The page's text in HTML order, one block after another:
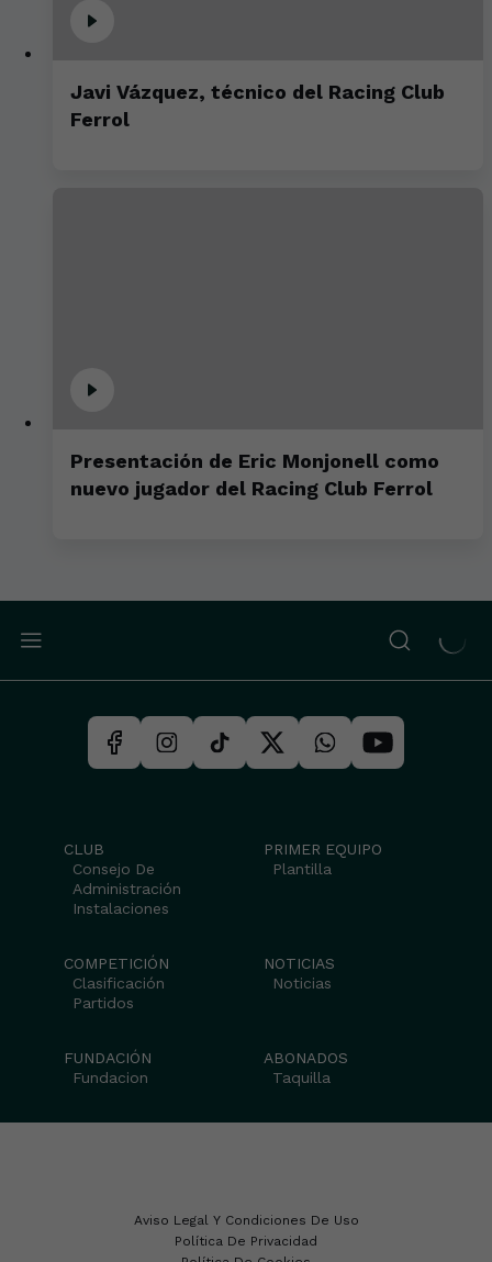
Javi Vázquez, técnico del Racing Club
Ferrol
Presentación de Eric Monjonell como
nuevo jugador del Racing Club Ferrol
CLUB
Consejo De
Administración
Instalaciones
PRIMER EQUIPO
Plantilla
COMPETICIÓN
Clasificación
Partidos
NOTICIAS
Noticias
FUNDACIÓN
Fundacion
ABONADOS
Taquilla
Aviso Legal Y Condiciones De Uso
Política De Privacidad